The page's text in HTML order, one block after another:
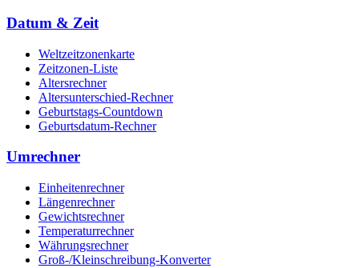
Datum & Zeit
Weltzeitzonenkarte
Zeitzonen-Liste
Altersrechner
Altersunterschied-Rechner
Geburtstags-Countdown
Geburtsdatum-Rechner
Umrechner
Einheitenrechner
Längenrechner
Gewichtsrechner
Temperaturrechner
Währungsrechner
Groß-/Kleinschreibung-Konverter